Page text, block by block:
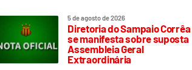
5 de agosto de 2026
Diretoria do Sampaio Corrêa
se manifesta sobre suposta
Assembleia Geral
Extraordinária